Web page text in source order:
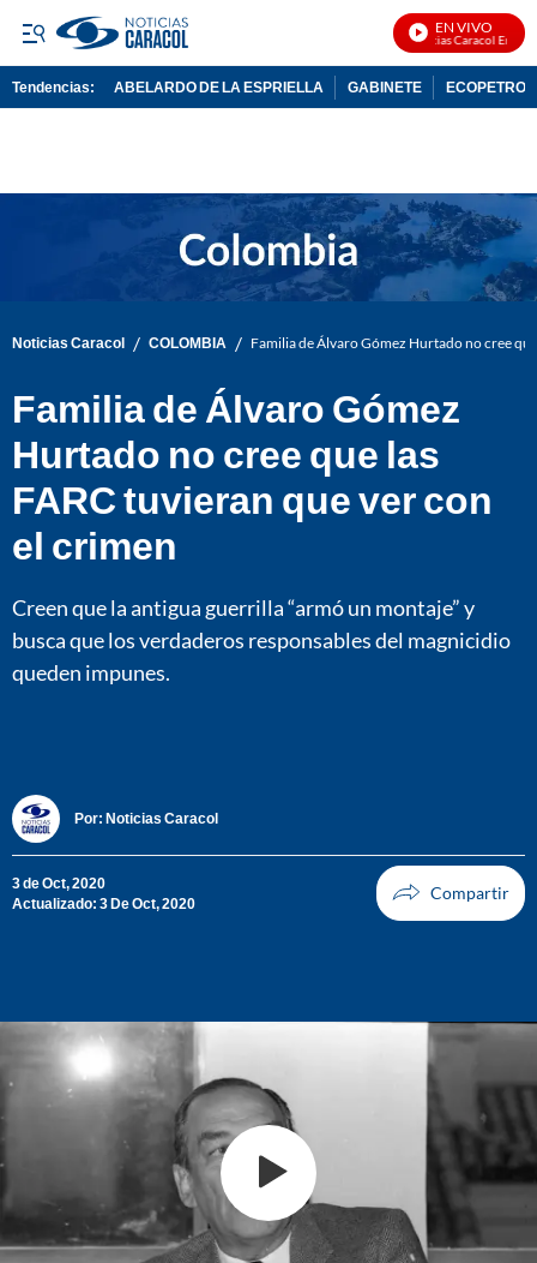
EN VIVO
Noticias Caracol En Vivo
Tendencias: ABELARDO DE LA ESPRIELLA GABINETE ECOPETROL
Noticias Caracol / COLOMBIA / Familia de Álvaro Gómez Hurtado no cree
Familia de Álvaro Gómez
Hurtado no cree que las
FARC tuvieran que ver con
el crimen
Creen que la antigua guerrilla “armó un montaje” y
busca que los verdaderos responsables del magnicidio
queden impunes.
Por: Noticias Caracol
3 de Oct, 2020
Actualizado: 3 De Oct, 2020